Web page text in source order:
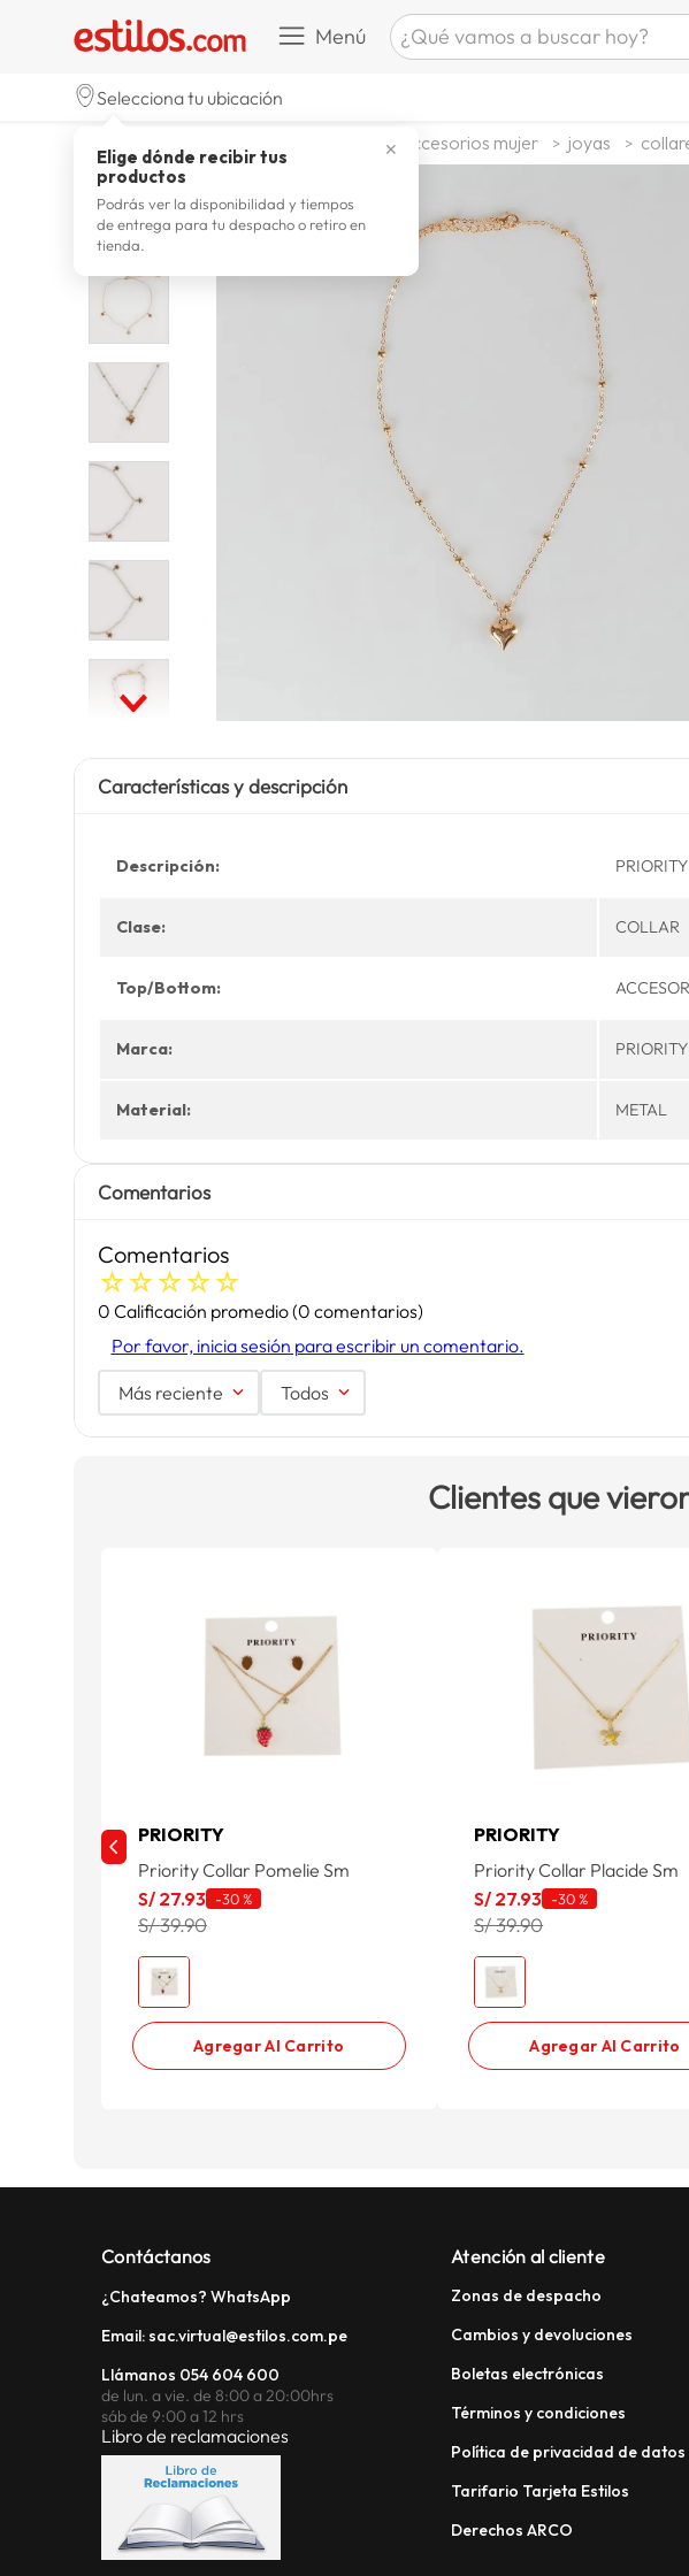
Menú ¿Qué vamos a buscar hoy?
2. zapatillas mujer
4. moda
Selecciona tu ubicación
✕
Elige dónde recibir tus
productos
Podrás ver la disponibilidad y tiempos
de entrega para tu despacho o retiro en
tienda.
accesorios mujer joyas
Características y descripción
Descripción:
Clase: COLLAR
Top/Bottom:
Marca: PRIORITY
Material: METAL
Comentarios
Comentarios
☆☆☆☆☆
0 Calificación promedio(0 comentarios)
Por favor, inicia sesión para escribir un comentario.
Más reciente Todos
Clientes que
PRIORITY
Priority Collar Pomelie Sm
S/ 27.93 -30 %
S/ 39.90
Agregar Al Carrito
PRIORITY
Priority Collar Placide Sm
S/ 27.93 -30 %
S/ 39.90
Agregar Al Carrito
Contáctanos
¿Chateamos? WhatsApp
Email: sac.virtual@estilos.com.pe
Llámanos 054 604 600
de lun. a vie. de 8:00 a 20:00hrs
sáb de 9:00 a 12 hrs
Libro de reclamaciones
Atención al cliente
Zonas de despacho
Cambios y devoluciones
Boletas electrónicas
Términos y condiciones
Política de privacidad de datos
Tarifario Tarjeta Estilos
Derechos ARCO